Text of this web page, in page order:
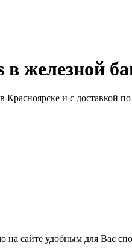
железной
сайте удобным для Вас